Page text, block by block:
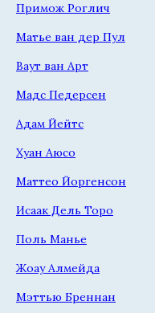
Примож Роглич
Матье ван дер Пул
Ваут ван Арт
Мадс Педерсен
Адам Йейтс
Хуан Аюсо
Маттео Йоргенсон
Исаак Дель Торо
Поль Манье
Жоау Алмейда
Мэттью Бреннан